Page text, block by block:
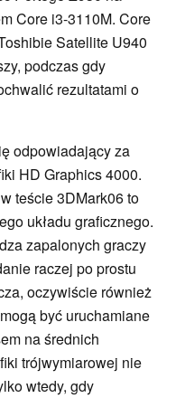
Core i3-3110M. Core
Satellite U940
podczas gdy
rezultatami o
odpowiadający za
HD Graphics 4000.
teście 3DMark06 to
układu graficznego.
zapalonych graczy
raczej po prostu
oczywiście również
być uruchamiane
na średnich
trójwymiarowej nie
wtedy, gdy